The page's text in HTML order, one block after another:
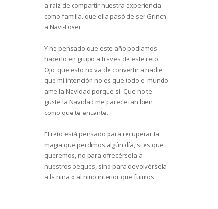
a raíz de compartir nuestra experiencia
como familia, que ella pasó de ser Grinch
a Navi-Lover.
Y he pensado que este año podíamos
hacerlo en grupo a través de este reto.
Ojo, que esto no va de convertir a nadie,
que mi intención no es que todo el mundo
ame la Navidad porque sí. Que no te
guste la Navidad me parece tan bien
como que te encante.
El reto está pensado para recuperar la
magia que perdimos algún día, si es que
queremos, no para ofrecérsela a
nuestros peques, sino para devolvérsela
a la niña o al niño interior que fuimos.